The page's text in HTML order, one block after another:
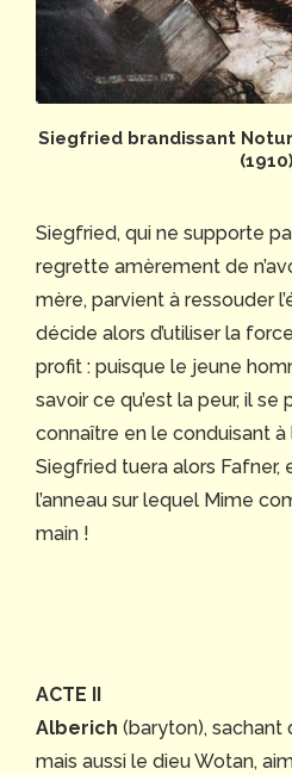
Siegfried brandissant
(1910)
Siegfried, qui ne supporte
regrette amèrement de
mère, parvient à ressouder
décide alors d’utiliser la
profit : puisque le jeune
savoir ce qu’est la peur, il
connaître en le conduisant
Siegfried tuera alors Fafner,
l’anneau sur lequel Mime
main !
ACTE II
Alberich (baryton), sachant
mais aussi le dieu Wotan,